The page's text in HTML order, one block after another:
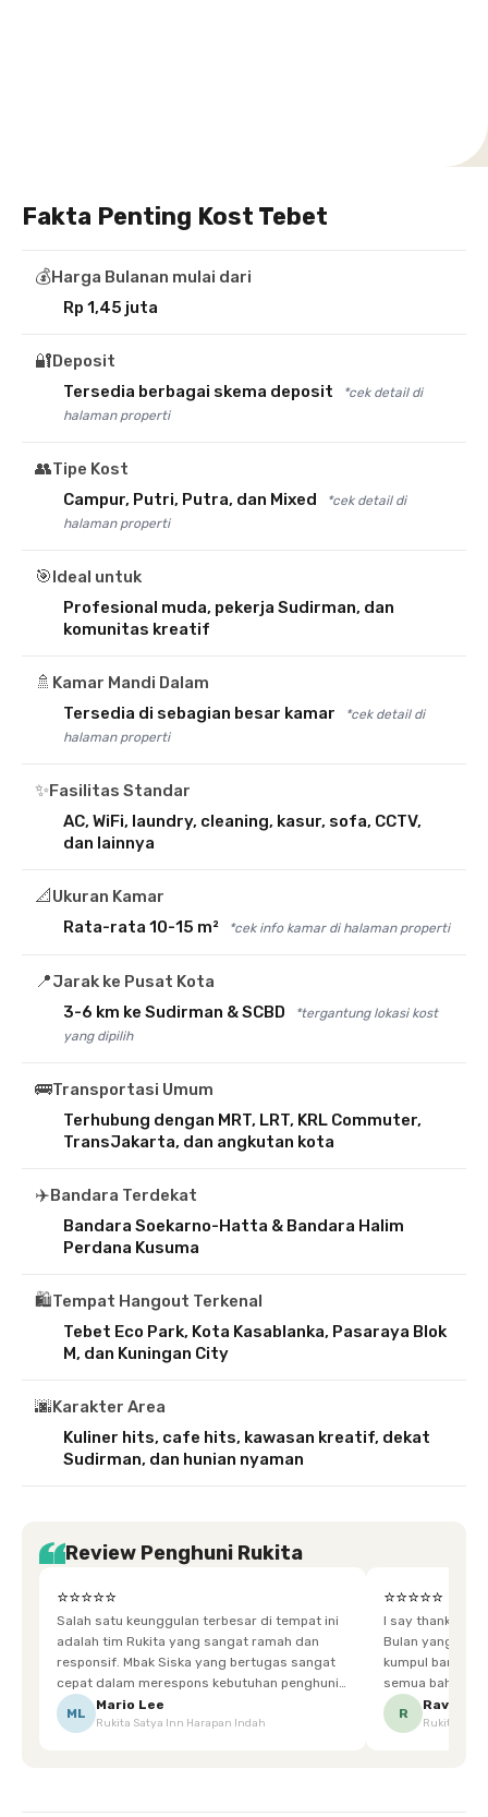
Fakta Penting Kost Tebet
💰Harga Bulanan mulai dari
Rp 1,45 juta
🔐Deposit
Tersedia berbagai skema deposit
*cek detail di
halaman properti
👥Tipe Kost
Campur, Putri, Putra, dan Mixed
*cek detail di
halaman properti
🎯Ideal untuk
Profesional muda, pekerja Sudirman, dan
komunitas kreatif
🚿 Kamar Mandi Dalam
Tersedia di sebagian besar kamar
*cek detail di
halaman properti
✨Fasilitas Standar
AC, WiFi, laundry, cleaning, kasur, sofa, CCTV,
dan lainnya
📐 Ukuran Kamar
Rata-rata 10-15 m²
*cek info kamar di halaman properti
📍Jarak ke Pusat Kota
3-6 km ke Sudirman & SCBD
*tergantung lokasi kost
yang dipilih
🚌Transportasi Umum
Terhubung dengan MRT, LRT, KRL Commuter,
TransJakarta, dan angkutan kota
✈️Bandara Terdekat
Bandara Soekarno-Hatta & Bandara Halim
Perdana Kusuma
🛍️Tempat Hangout Terkenal
Tebet Eco Park, Kota Kasablanka, Pasaraya Blok
M, dan Kuningan City
🌆Karakter Area
Kuliner hits, cafe hits, kawasan kreatif, dekat
Sudirman, dan hunian nyaman
Review Penghuni Rukita
⭐⭐⭐⭐⭐
Salah satu keunggulan terbesar di tempat ini
adalah tim Rukita yang sangat ramah dan
responsif. Mbak Siska yang bertugas sangat
cepat dalam merespons kebutuhan penghuni.
Ketika saya meminta keset karena sempat
terpeleset, permintaan tersebut langsung
ML
Mario Lee
Rukita Satya Inn Harapan Indah
⭐⭐⭐⭐⭐
I say thankyou
Bulan yang super happy! banyak
kumpul bareng
semua bahagia
mgkn saran dari air aja & kebersihan lebih di
R
Ravena
Rukita